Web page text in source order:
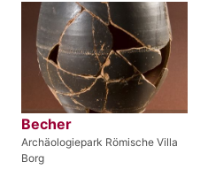
Becher
Archäologiepark Römische Villa
Borg